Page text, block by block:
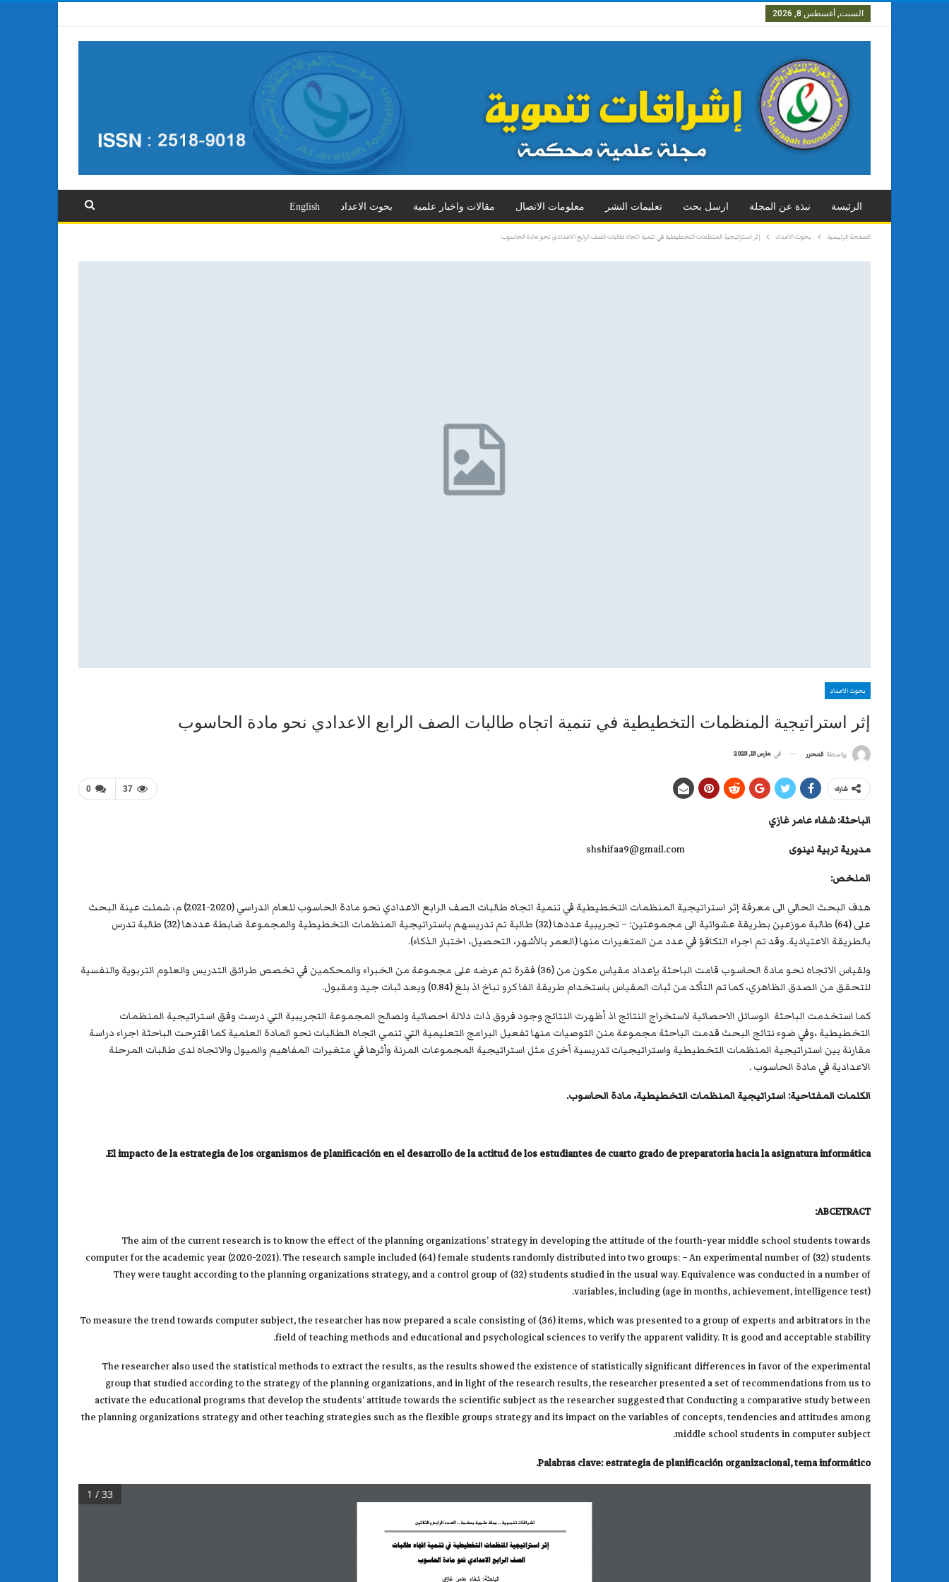
السبت, أغسطس 8, 2026
الرئيسة نبذة عن المجلة ارسل بحث تعليمات النشر معلومات الاتصال مقالات واخبار علمية بحوث الاعداد English
الصفحة الرئيسية بحوث الاعداد إثر استراتيجية المنظمات التخطيطية في تنمية اتجاه طالبات الصف الرابع الاعدادي نحو مادة الحاسوب
بحوث الاعداد
إثر استراتيجية المنظمات التخطيطية في تنمية اتجاه طالبات الصف الرابع الاعدادي نحو مادة الحاسوب
بواسطة المحرر في مارس 13, 2023
0 37 شارك
الباحثة: شفاء عامر غازي
مديرية تربية نينوى
الملخص:
هدف البحث الحالي الى معرفة إثر استراتيجية المنظمات التخطيطية في تنمية اتجاه طالبات الصف الرابع الاعدادي نحو مادة الحاسوب للعام الدراسي (2020-2021) م، شملت عينة البحث
على (64) طالبة موزعين بطريقة عشوائية الى مجموعتين: – تجريبية عددها (32) طالبة تم تدريسهم باستراتيجية المنظمات التخطيطية والمجموعة ضابطة عددها (32) طالبة تدرس
بالطريقة الاعتيادية. وقد تم اجراء التكافؤ في عدد من المتغيرات منها (العمر بالأشهر، التحصيل، اختبار الذكاء).
ولقياس الاتجاه نحو مادة الحاسوب قامت الباحثة بإعداد مقياس مكون من (36) فقرة تم عرضه على مجموعة من الخبراء والمحكمين في تخصص طرائق التدريس والعلوم التربوية والنفسية
للتحقق من الصدق الظاهري، كما تم التأكد من ثبات المقياس باستخدام طريقة الفا كرو نباخ اذ بلغ (0.84) ويعد ثبات جيد ومقبول.
كما استخدمت الباحثة الوسائل الاحصائية لاستخراج النتائج اذ أظهرت النتائج وجود فروق ذات دلالة احصائية ولصالح المجموعة التجريبية التي درست وفق استراتيجية المنظمات
التخطيطية ،وفي ضوء نتائج البحث قدمت الباحثة مجموعة منن التوصيات منها تفعيل البرامج التعليمية التي تنمي اتجاه الطالبات نحو المادة العلمية كما اقترحت الباحثة اجراء دراسة
مقارنة بين استراتيجية المنظمات التخطيطية واستراتيجيات تدريسية أخرى مثل استراتيجية المجموعات المرنة وأثرها في متغيرات المفاهيم والميول والاتجاه لدى طالبات المرحلة
الاعدادية في مادة الحاسوب .
الكلمات المفتاحية:استراتيجية المنظمات التخطيطية، مادة الحاسوب.
El impacto de la estrategia de los organismos de planificación en el desarrollo de la actitud de los estudiantes de cuarto grado de preparatoria hacia la asignatura informática
.
ABCETRACT:
The aim of the current research is to know the effect of the planning organizations’ strategy in developing the attitude of the fourth-year middle school students towards
computer for the academic year (2020-2021). The research sample included (64) female students randomly distributed into two groups: – An experimental number of (32) students
They were taught according to the planning organizations strategy, and a control group of (32) students studied in the usual way. Equivalence was conducted in a number of
variables, including (age in months, achievement, intelligence test).
To measure the trend towards computer subject, the researcher has now prepared a scale consisting of (36) items, which was presented to a group of experts and arbitrators in the
field of teaching methods and educational and psychological sciences to verify the apparent validity. It is good and acceptable stability.
The researcher also used the statistical methods to extract the results, as the results showed the existence of statistically significant differences in favor of the experimental
group that studied according to the strategy of the planning organizations, and in light of the research results, the researcher presented a set of recommendations from us to
activate the educational programs that develop the students’ attitude towards the scientific subject as the researcher suggested that Conducting a comparative study between
the planning organizations strategy and other teaching strategies such as the flexible groups strategy and its impact on the variables of concepts, tendencies and attitudes among
middle school students in computer subject.
Palabras clave: estrategia de planificación organizacional, tema informático.
اشـراقـات تنمــوية ... مجـلة علــمية محكــمة ... العــدد الرابع والثلاثون
إثر استراتيجية المنظمات التخطيطية في تنمية اتجاه طالبات
الصف الرابع الاعدادي نحو مادة الحاسوب.
الباحثة: شفاء يزاغ رماع
1 / 33